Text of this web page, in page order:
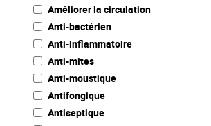
Améliorer la circulation
Anti-bactérien
Anti-inflammatoire
Anti-mites
Anti-moustique
Antifongique
Antiseptique